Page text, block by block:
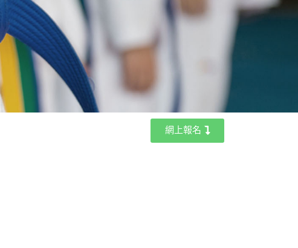
網上報名